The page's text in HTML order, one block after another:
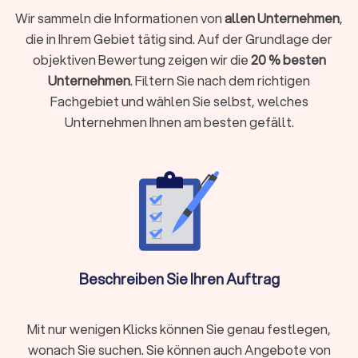
Baufinanzierung zu finden:
Expertise und Spezialisierung für die Baufinanzierung
Qualifikation und Erfahrung
Bewertungen für Beratungen
Kosten für die Beratung zur Baufinanzierung
Expertise und Spezialisierung für die
Für die Baufinanzierung in Ihrer Nähe gibt es sicherlich
zahlreiche Anbieter. Doch welcher Experte der individuell
richtige ist, zeigt sich in der Kombination aus Ihrem Anliegen
und der Spezialisierung des Beraters. So können Sie mit der
guten Baufinanzierung Zinsen sparen, mit der
Immobilienfinanzierung die Erst- und Folgefinanzierung über
Kredite optimal gestalten, Investitionen für Renovierung und
Finanzberatung
Wir sammeln die Informationen vonallen Unternehmen,
die in Ihrem Gebiet tätig sind. Auf der Grundlage der
objektiven Bewertung zeigen wir die20 % besten
Unternehmen. Filtern Sie nach dem richtigen
Fachgebiet und wählen Sie selbst, welches
Unternehmen Ihnen am besten gefällt.
Beschreiben Sie Ihren Auftrag
Mit nur wenigen Klicks können Sie genau festlegen,
wonach Sie suchen. Sie können auch Angebote von